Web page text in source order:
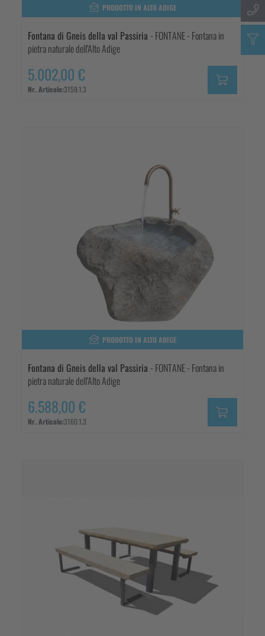
PRODOTTO IN ALTO ADIGE
Fontana di Gneis della val Passiria - FONTANE - Fontana in
pietra naturale dell'Alto Adige
5.002,00 €
Nr. Articolo:3159.1.3
PRODOTTO IN ALTO ADIGE
Fontana di Gneis della val Passiria - FONTANE - Fontana in
pietra naturale dell'Alto Adige
6.588,00 €
Nr. Articolo:3160.1.3